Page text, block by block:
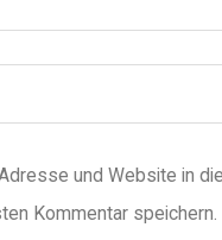
und Website in
Kommentar speichern.